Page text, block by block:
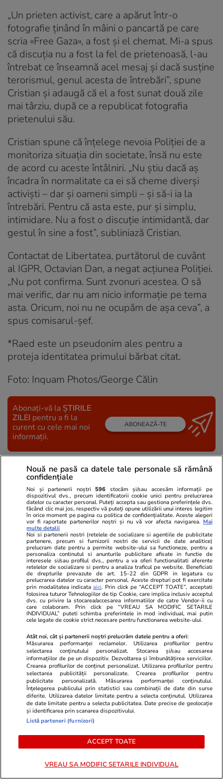
„Un prieten activist, care a apărut într-o
fotografie ținând în mâini o pancartă pe care
scria «Free Gaza», a fost și el chemat. Mi-a spus
că discuția nu a fost la fel de prietenoasă, l-au
întrebat ce înseamnă acel mesaj și dacă susține
terorismul, genul acesta de întrebări”, spune
Cristian și adaugă că el a fost sunat două zile
mai târziu, după ce a republicat fotografia
prietenului său.
Cristian spune că înțelege nevoia Poliției de a
monitoriza situația din societate, însă nu este
de acord cu aceste întâlniri. „Nu știu dacă aș
încadra în normalitate ca ei să cheme diverși
activiști – dar și oameni simpli – și să-i ia la
întrebări. Pentru că asta este, pur și simplu,
intimidare. Nu a fost o discuție intimidantă, dar
gestul în sine a fost”, subliniază Cristian.
Contactat de Libertatea, purtătorul de cuvânt
al IGPR, Octavian Dan, a negat acţiunea Poliţiei.
„Nu pot confirma. Sunt zvonuri acestea. O să
mai verific, dar nu am nicio informaţie pe tema
asta. Oricum, noi nu ne ocupăm de aşa ceva”, a
spus comisarul-şef.
*Raed este un pseudonim ales pentru a
proteja identitatea primului bărbat citat.
Foto: Inquam Photos/George Călin
Abonați-vă la ȘTIRILE
ZILEI pentru a fi la
curent cu cele mai noi
informații.
ABONEAZĂ-TE
URMĂREȘTE CEL MAI NOU VIDEO
Share 52 comentarii
Abonați-vă la canalul Libertatea de WhatsApp pentru
a fi la curent cu ultimele informații
IGPR Palestina Poliția Română
Protest
Război
Stiri Bucuresti
Nouă ne pasă ca datele tale personale să rămână
confidențiale
Noi și partenerii noștri 596 stocăm și/sau accesăm informații pe
dispozitivul dvs., precum identificatorii cookie unici pentru prelucrarea
datelor cu caracter personal. Puteți accepta sau gestiona preferințele dvs.
făcând clic mai jos, respectiv vă puteți opune utilizării unui interes legitim
în orice moment pe pagina cu politica de confidențialitate. Aceste alegeri
vor fi raportate partenerilor noștri și nu vă vor afecta navigarea. Mai
multe detalii
Noi si partenerii nostri (retelele de socializare si agentiile de publicitate
partenere, precum si furnizorii nostri de servicii de date analitice)
prelucram date pentru a permite website-ului sa functioneze, pentru a
personaliza continutul si anunturile publicitare afisate in functie de
interesele si/sau profilul dvs., pentru a va oferi functionalitati aferente
retelelor de socializare si pentru a analiza traficul pe website. Beneficiati
de drepturile prevazute de art. 15-22 din GDPR in legatura cu
prelucrarea datelor cu caracter personal. Aceste drepturi pot fi exercitate
prin modalitatea indicataaici. Prin click pe “ACCEPT TOATE”, acceptati
folosirea tuturor Tehnologiilor de tip Cookie, care implica inclusiv acceptul
dvs. cu privire la stocarea/accesarea informatiilor de catre Vendor-ii cu
care colaboram. Prin click pe “VREAU SA MODIFIC SETARILE
INDIVIDUAL” puteti schimba preferintele in mod individual, mai putin
cele legate de cookie strict necesare pentru functionarea website-ului.
Atât noi, cât și partenerii noștri prelucrăm datele pentru a oferi:
Măsurarea performanței reclamelor. Utilizarea profilurilor pentru
selectarea conținutului personalizat. Stocarea și/sau accesarea
informațiilor de pe un dispozitiv. Dezvoltarea și îmbunătățirea serviciilor.
Crearea profilurilor de conținut personalizat. Utilizarea profilurilor pentru
selectarea publicității personalizate. Crearea profilurilor pentru
publicitate personalizată. Măsurarea performanței conținutului.
Înțelegerea publicului prin statistici sau combinații de date din surse
diferite. Utilizarea datelor limitate pentru a selecta conținutul. Utilizarea
de date limitate pentru a selecta publicitatea. Date precise de geolocație
și identificarea prin scanarea dispozitivului.
Listă parteneri (furnizori)
ACCEPT TOATE
VREAU SA MODIFIC SETARILE INDIVIDUAL